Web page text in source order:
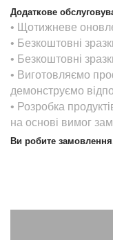
Додаткове
• Щотижневе
• Безкоштовні
• Безкоштовні
• Виготовляємо
демонструємо
• Розробка
на основі вимог
Ви робите